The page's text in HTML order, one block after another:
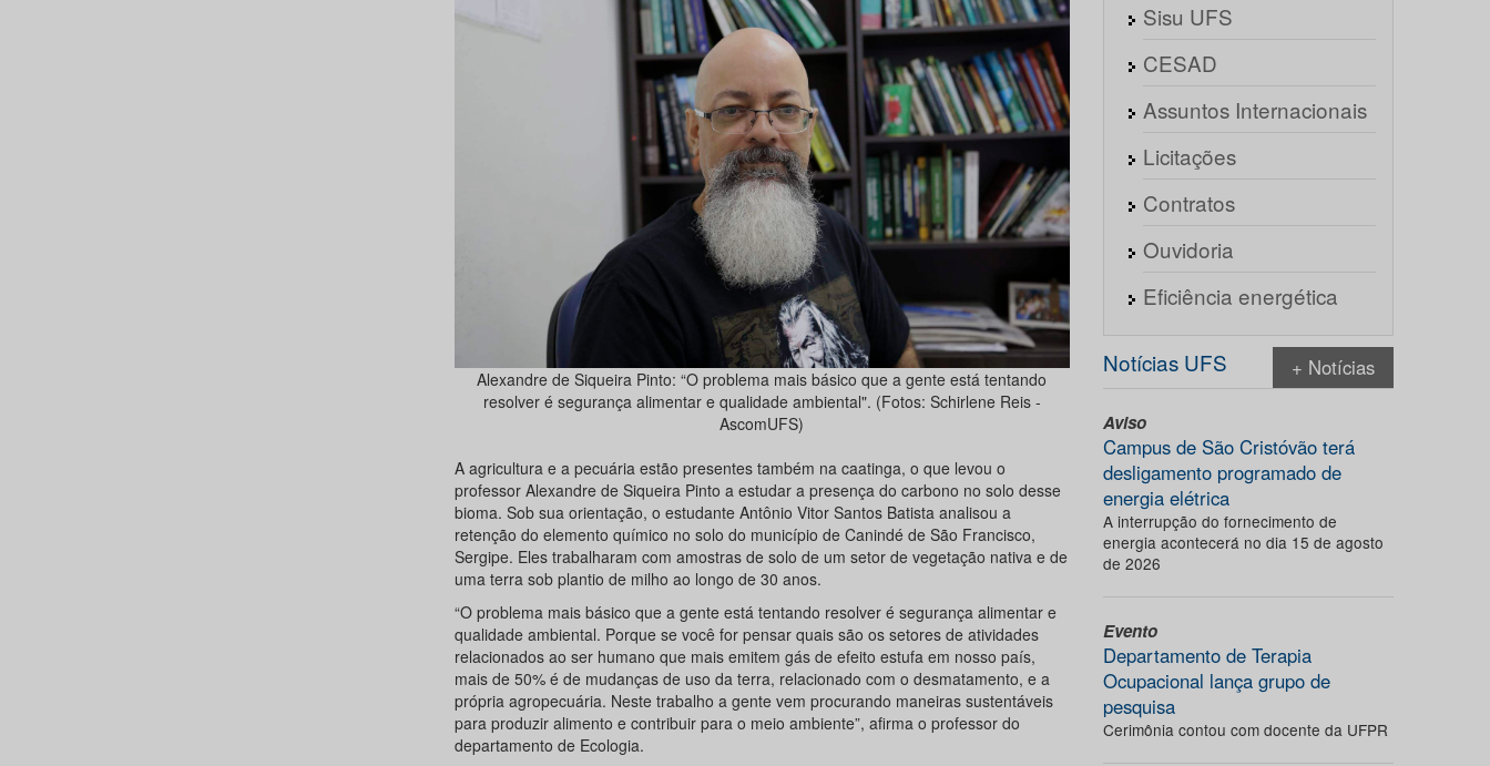
Alexandre de Siqueira Pinto: “O problema mais básico que a gente está tentando
resolver é segurança alimentar e qualidade ambiental". (Fotos: Schirlene Reis -
AscomUFS)
A agricultura e a pecuária estão presentes também na caatinga, o que levou o
professor Alexandre de Siqueira Pinto a estudar a presença do carbono no solo desse
bioma. Sob sua orientação, o estudante Antônio Vitor Santos Batista analisou a
retenção do elemento químico no solo do município de Canindé de São Francisco,
Sergipe. Eles trabalharam com amostras de solo de um setor de vegetação nativa e de
uma terra sob plantio de milho ao longo de 30 anos.
“O problema mais básico que a gente está tentando resolver é segurança alimentar e
qualidade ambiental. Porque se você for pensar quais são os setores de atividades
relacionados ao ser humano que mais emitem gás de efeito estufa em nosso país,
mais de 50% é de mudanças de uso da terra, relacionado com o desmatamento, e a
própria agropecuária. Neste trabalho a gente vem procurando maneiras sustentáveis
para produzir alimento e contribuir para o meio ambiente”, afirma o professor do
departamento de Ecologia.
Sisu UFS
CESAD
Assuntos Internacionais
Licitações
Contratos
Ouvidoria
Eficiência energética
Notícias UFS + Notícias
Aviso
Campus de São Cristóvão terá
desligamento programado de
energia elétrica
A interrupção do fornecimento de
energia acontecerá no dia 15 de agosto
de 2026
Evento
Departamento de Terapia
Ocupacional lança grupo de
pesquisa
Cerimônia contou com docente da UFPR